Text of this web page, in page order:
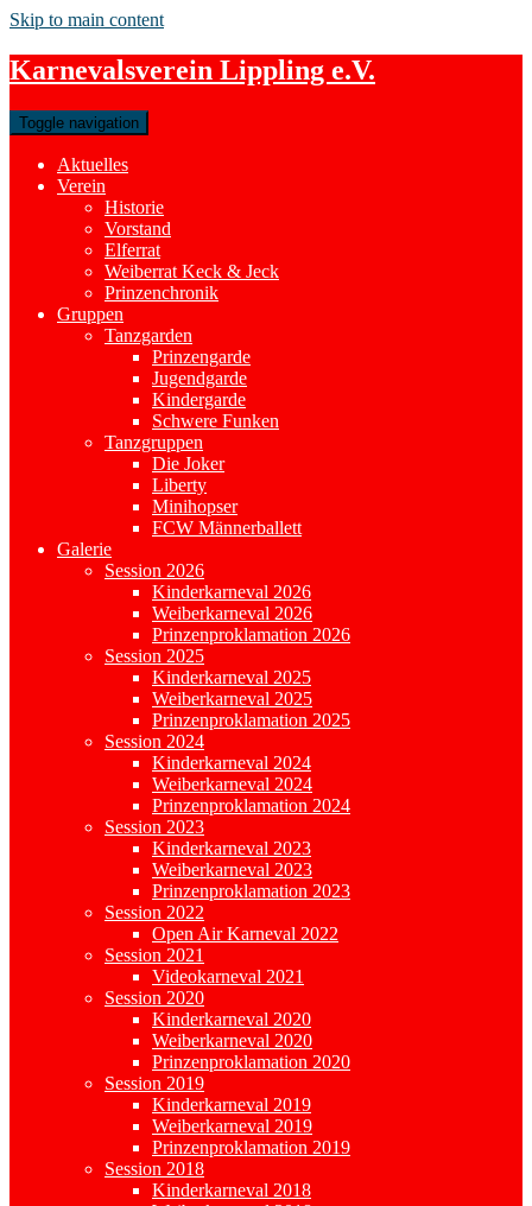
Skip to main content
Karnevalsverein Lippling e.V.
Toggle navigation
Aktuelles
Verein
Historie
Vorstand
Elferrat
Weiberrat Keck & Jeck
Prinzenchronik
Gruppen
Tanzgarden
Prinzengarde
Jugendgarde
Kindergarde
Schwere Funken
Tanzgruppen
Die Joker
Liberty
Minihopser
FCW Männerballett
Galerie
Session 2026
Kinderkarneval 2026
Weiberkarneval 2026
Prinzenproklamation 2026
Session 2025
Kinderkarneval 2025
Weiberkarneval 2025
Prinzenproklamation 2025
Session 2024
Kinderkarneval 2024
Weiberkarneval 2024
Prinzenproklamation 2024
Session 2023
Kinderkarneval 2023
Weiberkarneval 2023
Prinzenproklamation 2023
Session 2022
Open Air Karneval 2022
Session 2021
Videokarneval 2021
Session 2020
Kinderkarneval 2020
Weiberkarneval 2020
Prinzenproklamation 2020
Session 2019
Kinderkarneval 2019
Weiberkarneval 2019
Prinzenproklamation 2019
Session 2018
Kinderkarneval 2018